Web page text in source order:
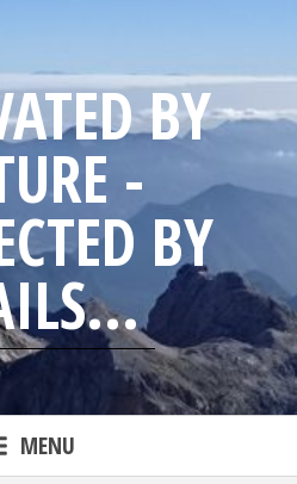
BY
-
BY
MENU